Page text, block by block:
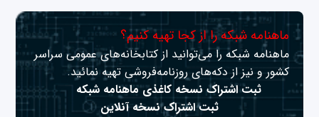
ماهنامه شبکه را از کجا تهیه کنیم؟
ماهنامه شبکه را می‌توانید از کتابخانه‌های عمومی سراسر
کشور و نیز از دکه‌های روزنامه‌فروشی تهیه نمائید.
ثبت اشتراک نسخه کاغذی ماهنامه شبکه
ثبت اشتراک نسخه آنلاین